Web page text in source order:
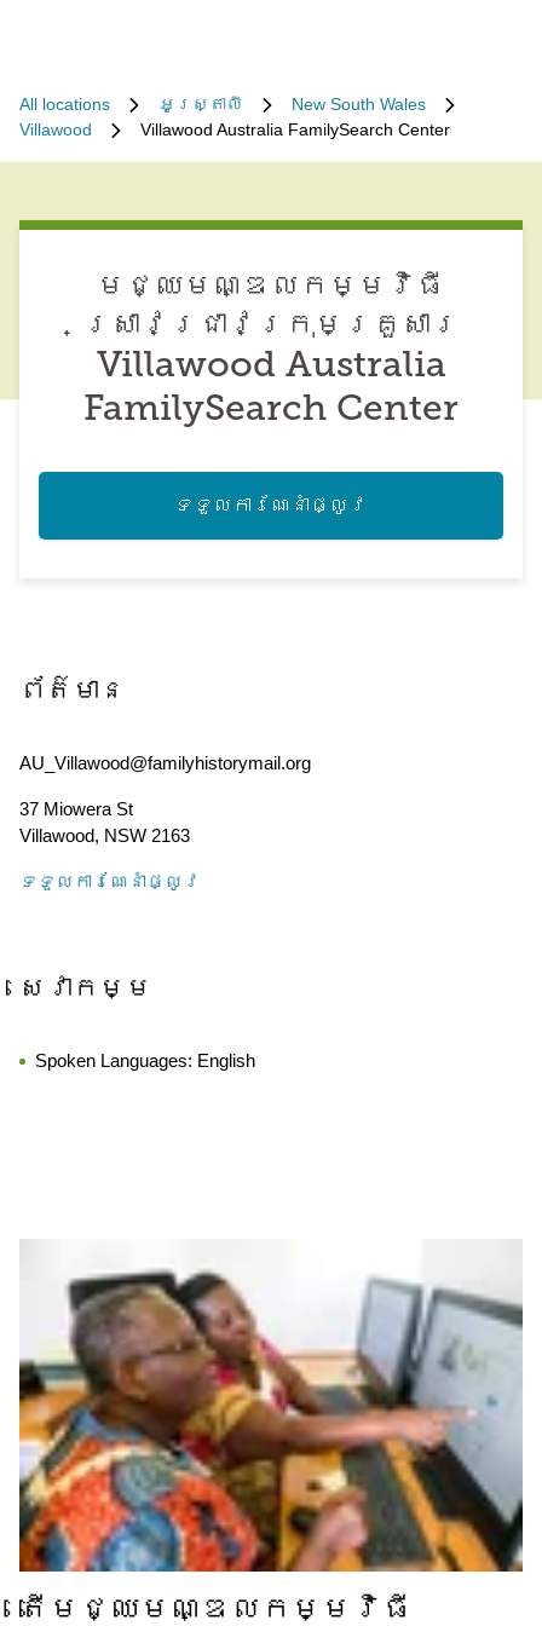
All locations អូស្ត្រាលី
New South Wales
Villawood
Villawood Australia FamilySearch Center
មជ្ឈមណ្ឌល​កម្មវិធី​
ស្រាវជ្រាវ​ក្រុមគ្រួសារ
Villawood Australia
FamilySearch Center
ទទួល​ការណែនាំ​ផ្លូវ
ព័ត៌មាន
AU_Villawood@familyhistorymail.org
37 Miowera St
Villawood, NSW 2163
ទទួល​ការណែនាំ​ផ្លូវ
សេវាកម្ម
Spoken Languages: English
តើ​មជ្ឈមណ្ឌល​កម្មវិធី​